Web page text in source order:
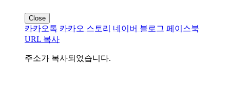
Close
카카오톡 카카오 스토리 네이버 블로그 페이스북
URL 복사
주소가 복사되었습니다.